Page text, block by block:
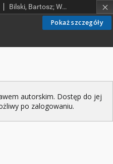
Pokaż szczegóły
Bilski, Bartosz; Wysocki, Jacek
autorskim. Dostęp do jej
po zalogowaniu.